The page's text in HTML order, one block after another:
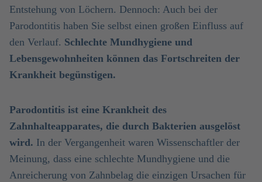
Entstehung von Löchern. Dennoch: Auch bei der
Parodontitis haben Sie selbst einen großen Einfluss auf
den Verlauf. Schlechte Mundhygiene und
Lebensgewohnheiten können das Fortschreiten der
Krankheit begünstigen.
Parodontitis ist eine Krankheit des
Zahnhalteapparates, die durch Bakterien ausgelöst
wird. In der Vergangenheit waren Wissenschaftler der
Meinung, dass eine schlechte Mundhygiene und die
Anreicherung von Zahnbelag die einzigen Ursachen für